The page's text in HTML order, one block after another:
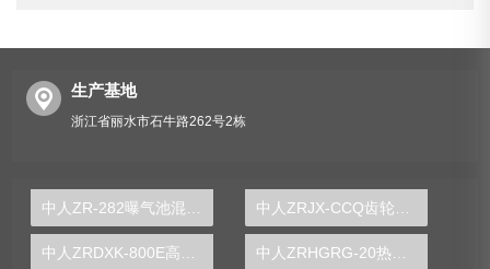
生产基地
浙江省丽水市石牛路262号2栋